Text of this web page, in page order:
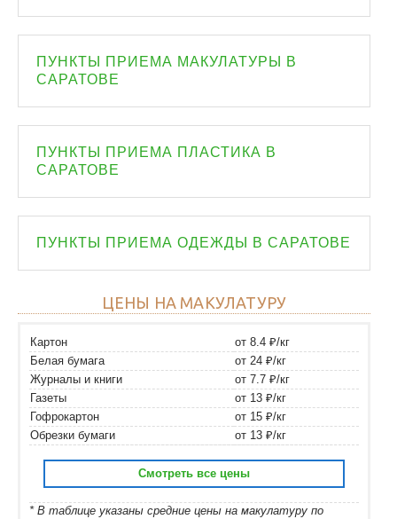
ПУНКТЫ ПРИЕМА МАКУЛАТУРЫ В
САРАТОВЕ
ПУНКТЫ ПРИЕМА ПЛАСТИКА В
САРАТОВЕ
ПУНКТЫ ПРИЕМА ОДЕЖДЫ В САРАТОВЕ
ЦЕНЫ НА МАКУЛАТУРУ
Картон
от 8.4 ₽/кг
Белая бумага
от 24 ₽/кг
Журналы и книги
от 7.7 ₽/кг
Газеты
от 13 ₽/кг
Гофрокартон
от 15 ₽/кг
Обрезки бумаги
от 13 ₽/кг
Смотреть все цены
* В таблице указаны средние цены на макулатуру по